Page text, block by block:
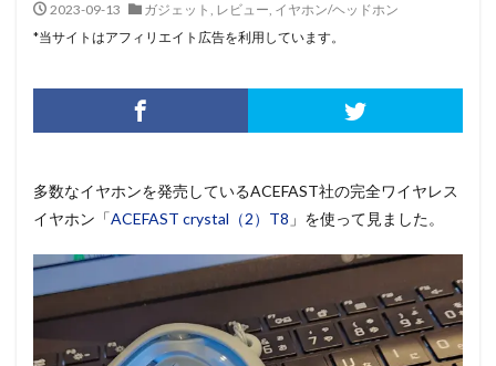
2023-09-13 ガジェット , レビュー, イヤホン/ヘッドホン
*当サイトはアフィリエイト広告を利用しています。
多数なイヤホンを発売しているACEFAST社の完全ワイヤレス
イヤホン「ACEFAST crystal（2）T8 」を使って見ました。